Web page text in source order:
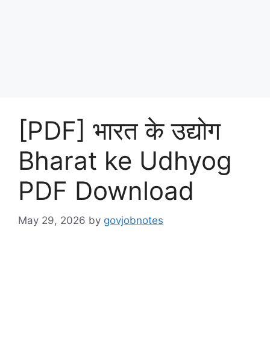
[PDF] भारत के उद्योग
Bharat ke Udhyog
PDF Download
May 29, 2026 by govjobnotes